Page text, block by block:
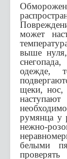
может
выше
одежде,
щеки, нос,
румянца у
нежно-
белыми